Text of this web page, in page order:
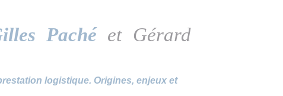
Pachéet Gérard
logistique. Origines, enjeux et